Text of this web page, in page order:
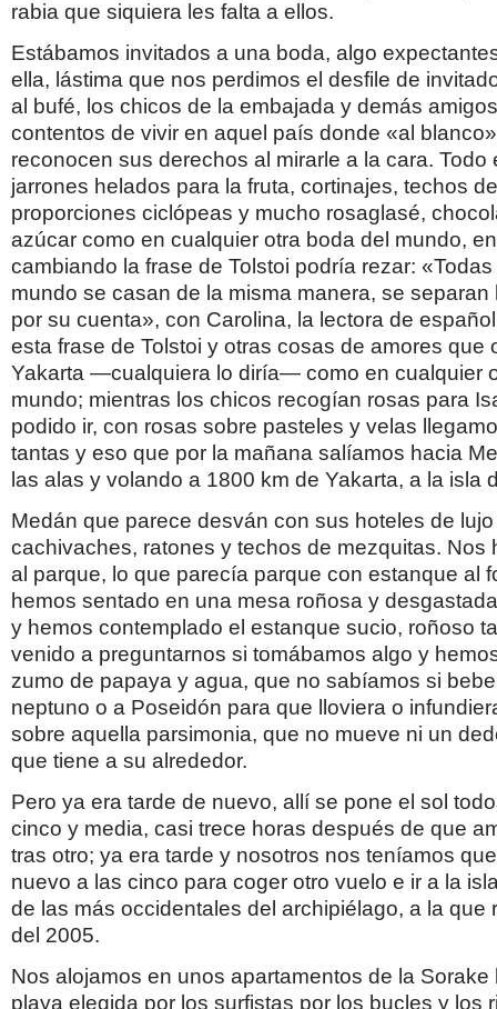
rabia que siquiera les falta a ellos.
Estábamos invitados a una boda, algo
ella, lástima que nos perdimos el desfile de
al bufé, los chicos de la embajada y demás
contentos de vivir en aquel país donde «al
reconocen sus derechos al mirarle a la cara. Todo
jarrones helados para la fruta, cortinajes, techos
proporciones ciclópeas y mucho rosaglasé,
azúcar como en cualquier otra boda del mundo,
cambiando la frase de Tolstoi podría rezar:
mundo se casan de la misma manera, se
por su cuenta», con Carolina, la lectora de
esta frase de Tolstoi y otras cosas de amores que
Yakarta —cualquiera lo diría— como en cualquier
mundo; mientras los chicos recogían rosas para
podido ir, con rosas sobre pasteles y velas
tantas y eso que por la mañana salíamos hacia
las alas y volando a 1800 km de Yakarta, a la isla
Medán que parece desván con sus hoteles de
cachivaches, ratones y techos de mezquitas. Nos
al parque, lo que parecía parque con estanque al
hemos sentado en una mesa roñosa y
y hemos contemplado el estanque sucio, roñoso
venido a preguntarnos si tomábamos algo y
zumo de papaya y agua, que no sabíamos si
neptuno o a Poseidón para que lloviera o
sobre aquella parsimonia, que no mueve ni un
que tiene a su alrededor.
Pero ya era tarde de nuevo, allí se pone el sol
cinco y media, casi trece horas después de que
tras otro; ya era tarde y nosotros nos teníamos
nuevo a las cinco para coger otro vuelo e ir a la
de las más occidentales del archipiélago, a la que
del 2005.
Nos alojamos en unos apartamentos de la Sorake
playa elegida por los surfistas por los bucles y los